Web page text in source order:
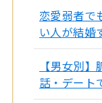
恋愛弱者で
い人が結婚
【男女別
話・デート